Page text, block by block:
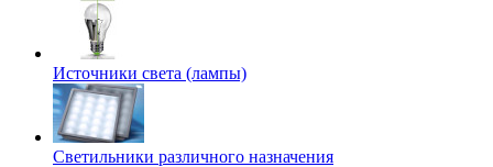
Источники света (лампы)
Светильники различного назначения